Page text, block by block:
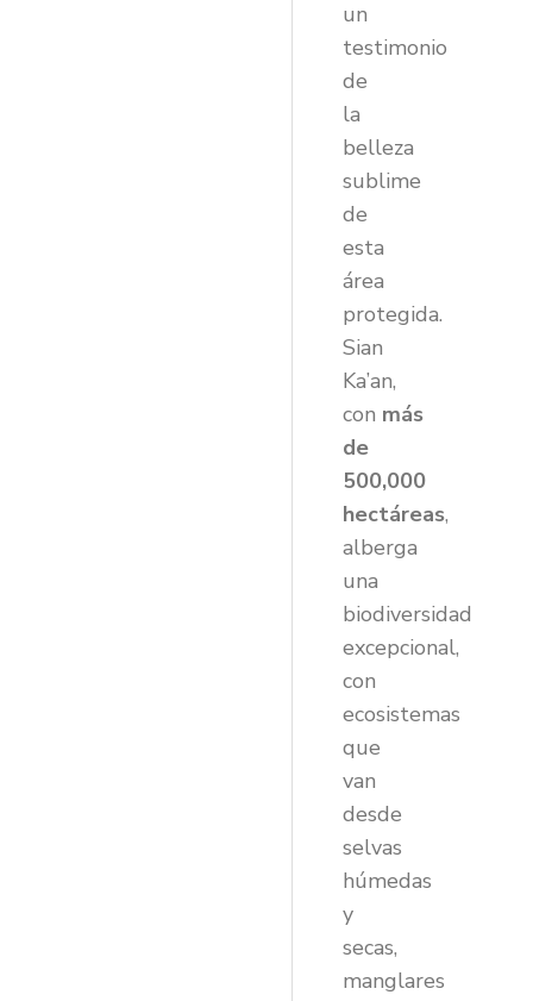
un
testimonio
de
la
belleza
sublime
de
esta
área
protegida.
Sian
Ka’an,
con más
de
500,000
hectáreas,
alberga
una
biodiversidad
excepcional,
con
ecosistemas
que
van
desde
selvas
húmedas
y
secas,
manglares